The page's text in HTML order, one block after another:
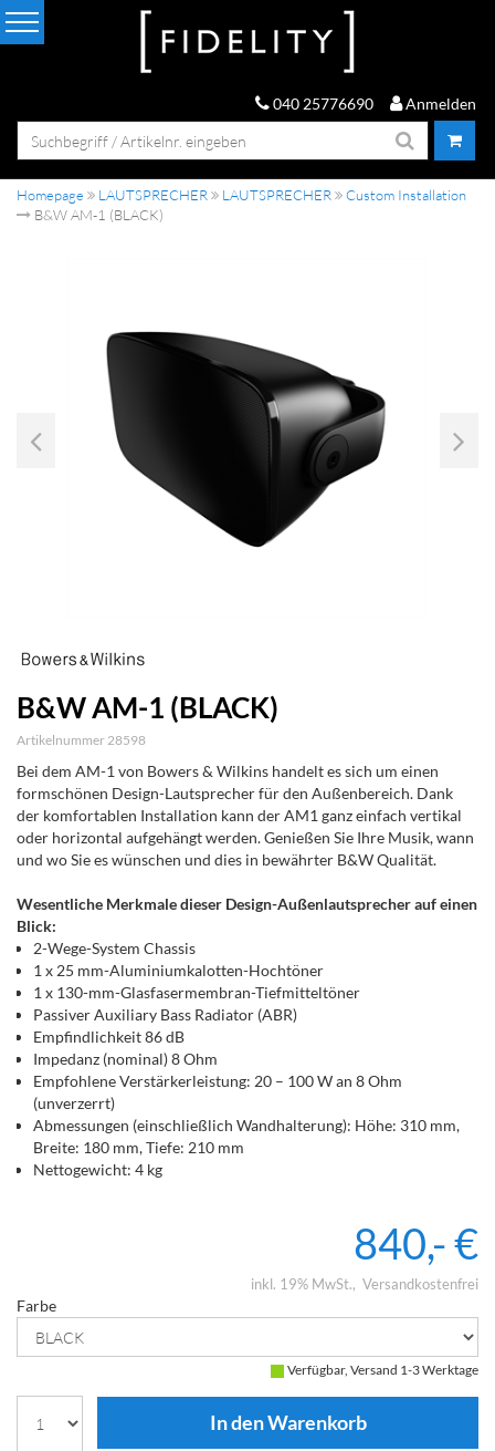
040 25776690 Anmelden
Homepage LAUTSPRECHER LAUTSPRECHER
Custom Installation
B&W AM-1 (BLACK)
B&W AM-1 (BLACK)
Artikelnummer 28598
Bei dem AM-1 von Bowers & Wilkins handelt es sich um einen
formschönen Design-Lautsprecher für den Außenbereich. Dank
der komfortablen Installation kann der AM1 ganz einfach vertikal
oder horizontal aufgehängt werden. Genießen Sie Ihre Musik, wann
und wo Sie es wünschen und dies in bewährter B&W Qualität.
Wesentliche Merkmale dieser Design-Außenlautsprecher auf einen
Blick:
2-Wege-System Chassis
1 x 25 mm-Aluminiumkalotten-Hochtöner
1 x 130-mm-Glasfasermembran-Tiefmitteltöner
Passiver Auxiliary Bass Radiator (ABR)
Empfindlichkeit 86 dB
Impedanz (nominal) 8 Ohm
Empfohlene Verstärkerleistung: 20 – 100 W an 8 Ohm
(unverzerrt)
Abmessungen (einschließlich Wandhalterung): Höhe: 310 mm,
Breite: 180 mm, Tiefe: 210 mm
Nettogewicht: 4 kg
840,- €
inkl. 19% MwSt. Versandkostenfrei
Farbe
Verfügbar, Versand 1-3 Werktage